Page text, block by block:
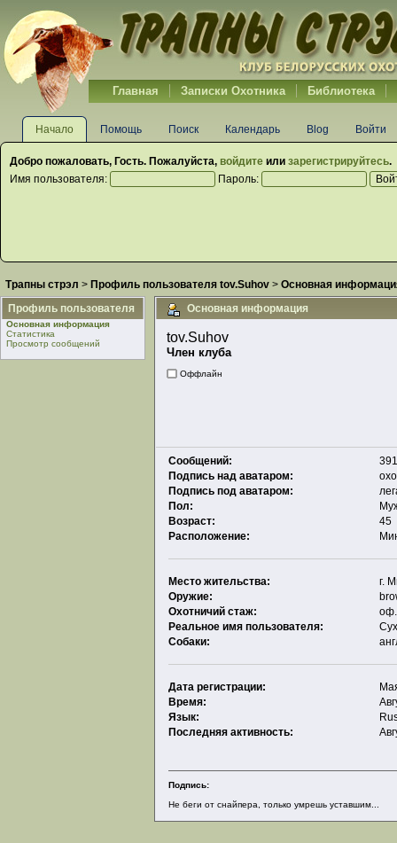
Главная Записки Охотника Библиотека
Начало Помощь Поиск Календарь Blog Войти
Добро пожаловать, Гость. Пожалуйста, войдите или зарегистрируйтесь.
Имя пользователя:
Пароль:
Трапны стрэл > Профиль пользователя tov.Suhov > Основная
Профиль пользователя
Основная информация
Статистика
Просмотр сообщений
Основная информация
tov.Suhov
Член клуба
Оффлайн
Сообщений:
Подпись над аватаром:
Подпись под аватаром:
Пол:
Возраст:
45
Расположение:
Место жительства:
г.
Оружие:
Охотничий стаж:
оф.
Реальное имя пользователя:
Собаки:
Дата регистрации:
Время:
Язык:
Последняя активность:
Подпись:
Не беги от снайпера, только умрешь уставшим...